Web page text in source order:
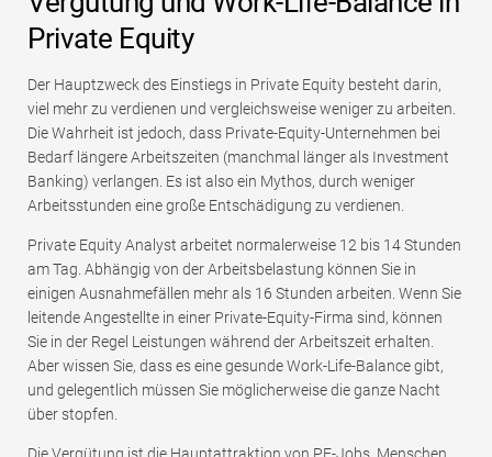
Private Equity
Der Hauptzweck des Einstiegs in Private Equity besteht darin,
viel mehr zu verdienen und vergleichsweise weniger zu arbeiten.
Die Wahrheit ist jedoch, dass Private-Equity-Unternehmen bei
Bedarf längere Arbeitszeiten (manchmal länger als Investment
Banking) verlangen. Es ist also ein Mythos, durch weniger
Arbeitsstunden eine große Entschädigung zu verdienen.
Private Equity Analyst arbeitet normalerweise 12 bis 14 Stunden
am Tag. Abhängig von der Arbeitsbelastung können Sie in
einigen Ausnahmefällen mehr als 16 Stunden arbeiten. Wenn Sie
leitende Angestellte in einer Private-Equity-Firma sind, können
Sie in der Regel Leistungen während der Arbeitszeit erhalten.
Aber wissen Sie, dass es eine gesunde Work-Life-Balance gibt,
und gelegentlich müssen Sie möglicherweise die ganze Nacht
über stopfen.